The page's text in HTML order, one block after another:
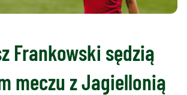
Frankowski sędzią
meczu z Jagiellonią